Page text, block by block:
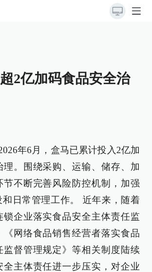
2亿加码食品安全治
年6月，盒马已累计投入2亿加
理。围绕采购、运输、储存、加
节不断完善风险防控机制，加强
日常管理工作。 近年来，随着
锁企业落实食品安全主体责任监
《网络食品销售经营者落实食品
监督管理规定》等相关制度陆续
全主体责任进一步压实，对企业